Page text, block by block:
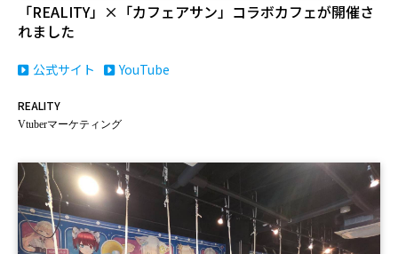
「REALITY」×「カフェアサン」コラボカフェが開催さ
れました
公式サイト YouTube
REALITY
Vtuberマーケティング